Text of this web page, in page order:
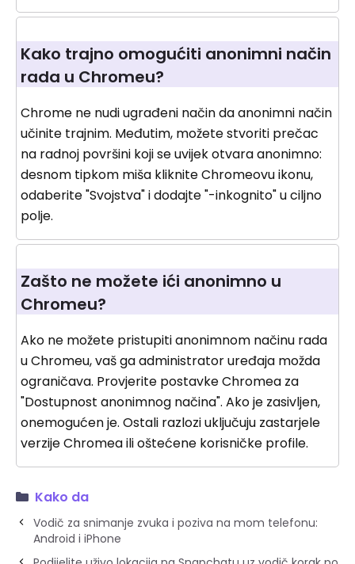
Kako trajno omogućiti anonimni način
rada u Chromeu?
Chrome ne nudi ugrađeni način da anonimni način
učinite trajnim. Međutim, možete stvoriti prečac
na radnoj površini koji se uvijek otvara anonimno:
desnom tipkom miša kliknite Chromeovu ikonu,
odaberite "Svojstva" i dodajte "-inkognito" u ciljno
polje.
Zašto ne možete ići anonimno u
Chromeu?
Ako ne možete pristupiti anonimnom načinu rada
u Chromeu, vaš ga administrator uređaja možda
ograničava. Provjerite postavke Chromea za
"Dostupnost anonimnog načina". Ako je zasivljen,
onemogućen je. Ostali razlozi uključuju zastarjele
verzije Chromea ili oštećene korisničke profile.
Kako da
Vodič za snimanje zvuka i poziva na mom telefonu:
Android i iPhone